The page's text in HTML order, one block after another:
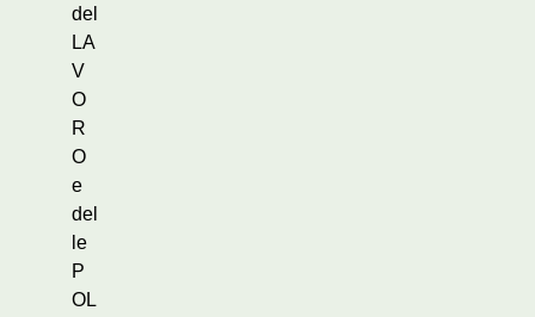
del
LA
V
O
R
O
e
del
le
P
OL